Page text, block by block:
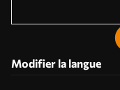
Modifier la langue